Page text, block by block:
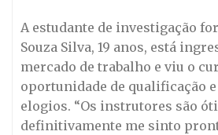
A estudante de investigação
Souza Silva, 19 anos, está
mercado de trabalho e viu o
oportunidade de qualificação
elogios. “Os instrutores são
definitivamente me sinto